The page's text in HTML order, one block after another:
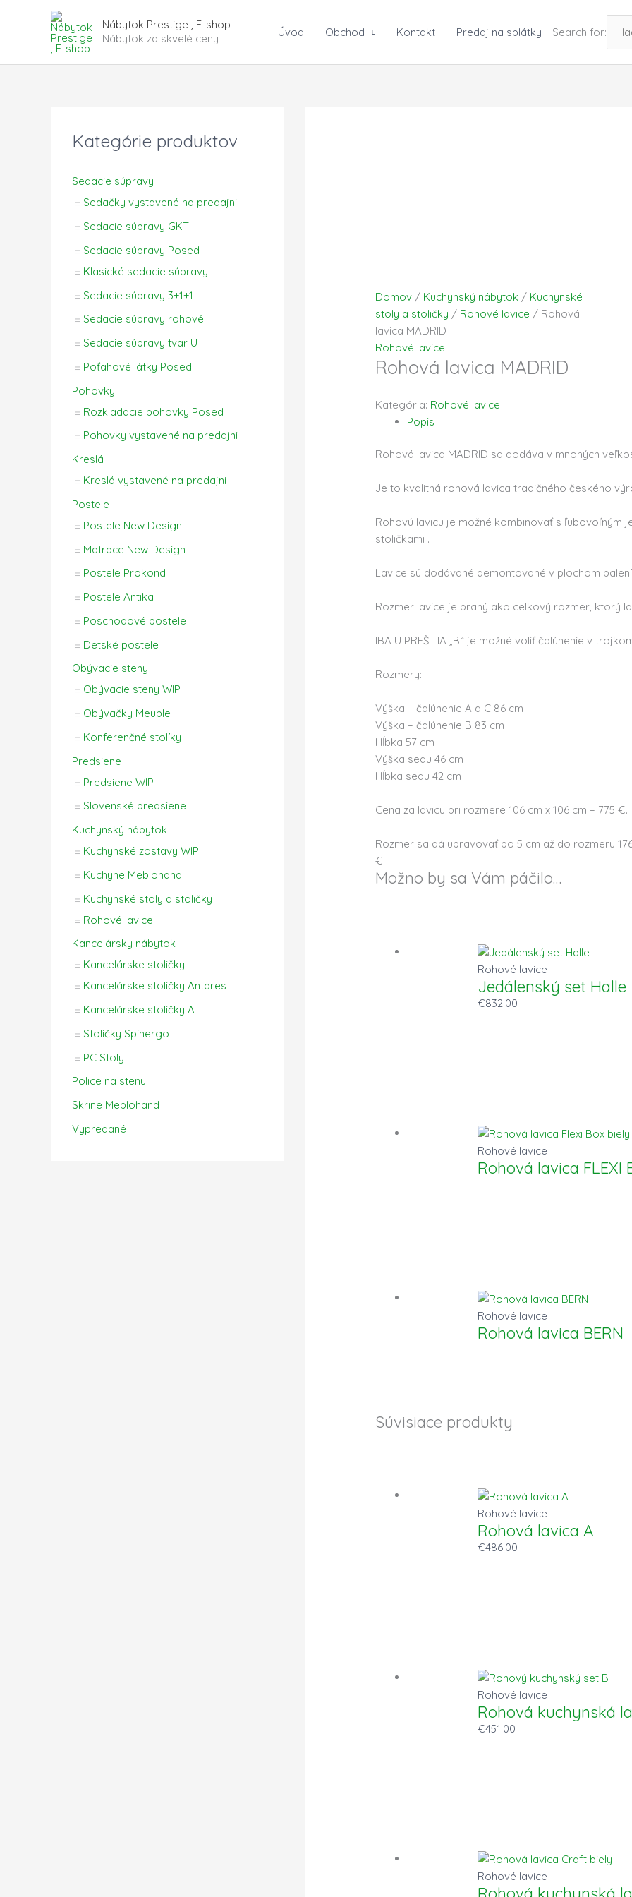
Nábytok Prestige , E-shop
Nábytok za skvelé ceny
Úvod Obchod Kontakt Predaj na splátky Search for:
Kategórie produktov
Sedacie súpravy
Sedačky vystavené na predajni
Sedacie súpravy GKT
Sedacie súpravy Posed
Klasické sedacie súpravy
Sedacie súpravy 3+1+1
Sedacie súpravy rohové
Sedacie súpravy tvar U
Poťahové látky Posed
Pohovky
Rozkladacie pohovky Posed
Pohovky vystavené na predajni
Kreslá
Kreslá vystavené na predajni
Postele
Postele New Design
Matrace New Design
Postele Prokond
Postele Antika
Poschodové postele
Detské postele
Obývacie steny
Obývacie steny WIP
Obývačky Meuble
Konferenčné stolíky
Predsiene
Predsiene WIP
Slovenské predsiene
Kuchynský nábytok
Kuchynské zostavy WIP
Kuchyne Meblohand
Kuchynské stoly a stoličky
Rohové lavice
Kancelársky nábytok
Kancelárske stoličky
Kancelárske stoličky Antares
Kancelárske stoličky AT
Stoličky Spinergo
PC Stoly
Police na stenu
Skrine Meblohand
Vypredané
Domov / Kuchynský nábytok / Kuchynské
stoly a stoličky / Rohové lavice / Rohová
lavica MADRID
Rohové lavice
Rohová lavica MADRID
Kategória: Rohové lavice
Popis
Rohová lavica MADRID sa dodáva v mnohých
Je to kvalitná rohová lavica tradičného českého
Rohovú lavicu je možné kombinovať s ľubovoľným
stoličkami .
Lavice sú dodávané demontované v plochom
Rozmer lavice je braný ako celkový rozmer, ktorý
IBA U PREŠITIA „B“ je možné voliť čalúnenie v
Rozmery:
Výška – čalúnenie A a C 86 cm
Výška – čalúnenie B 83 cm
Hĺbka 57 cm
Výška sedu 46 cm
Hĺbka sedu 42 cm
Cena za lavicu pri rozmere 106 cm x 106 cm – 775 €.
Rozmer sa dá upravovať po 5 cm až do rozmeru
€.
Možno by sa Vám páčilo…
Rohové lavice
Jedálenský set Halle
€832.00
Rohové lavice
Rohová lavica FLEXI
Rohové lavice
Rohová lavica BERN
Súvisiace produkty
Rohové lavice
Rohová lavica A
€486.00
Rohové lavice
Rohová kuchynská
€451.00
Rohové lavice